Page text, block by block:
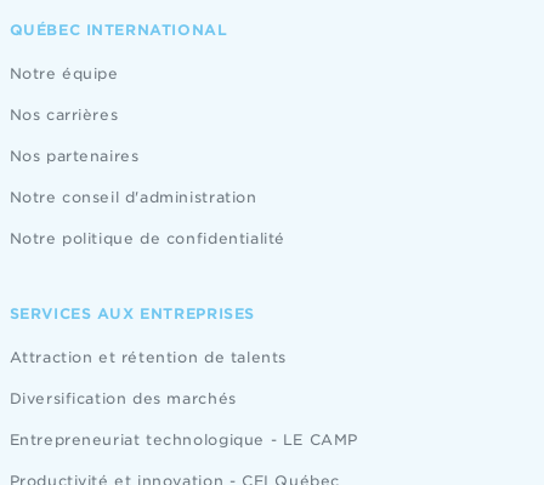
QUÉBEC INTERNATIONAL
Notre équipe
Nos carrières
Nos partenaires
Notre conseil d'administration
Notre politique de confidentialité
SERVICES AUX ENTREPRISES
Attraction et rétention de talents
Diversification des marchés
Entrepreneuriat technologique - LE CAMP
Productivité et innovation - CEI Québec